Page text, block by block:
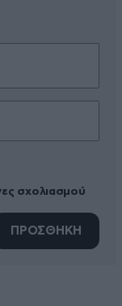
σχολιασμού
ΠΡΟΣΘΗΚΗ